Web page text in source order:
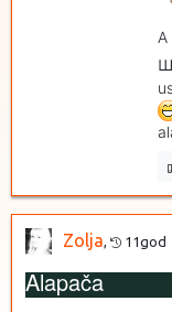
Zolja, 11god
Alapača